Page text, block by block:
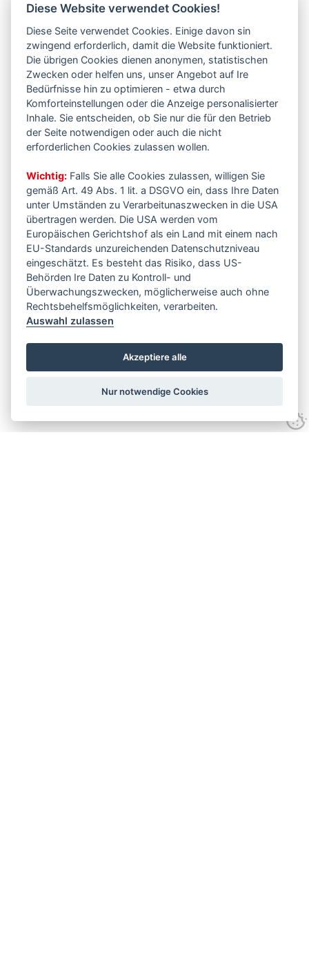
Diese Website verwendet Cookies!
Diese Seite verwendet Cookies. Einige davon sin
zwingend erforderlich, damit die Website funktioniert.
Die übrigen Cookies dienen anonymen, statistischen
Zwecken oder helfen uns, unser Angebot auf Ire
Bedürfnisse hin zu optimieren - etwa durch
Komforteinstellungen oder die Anzeige personalisierter
Inhale. Sie entscheiden, ob Sie nur die für den Betrieb
der Seite notwendigen oder auch die nicht
erforderlichen Cookies zulassen wollen.
Wichtig: Falls Sie alle Cookies zulassen, willigen Sie
gemäß Art. 49 Abs. 1 lit. a DSGVO ein, dass Ihre Daten
unter Umständen zu Verarbeitunaszwecken in die USA
übertragen werden. Die USA werden vom
Europäischen Gerichtshof als ein Land mit einem nach
EU-Standards unzureichenden Datenschutzniveau
eingeschätzt. Es besteht das Risiko, dass US-
Behörden Ire Daten zu Kontroll- und
Überwachungszwecken, möglicherweise auch ohne
Rechtsbehelfsmöglichkeiten, verarbeiten.
Auswahl zulassen
Akzeptiere alle
Nur notwendige Cookies